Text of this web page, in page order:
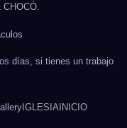
días, si tienes un trabajo
IGLESIAINICIO